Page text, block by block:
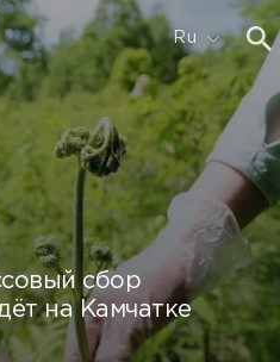
Ru
сбор
на Камчатке